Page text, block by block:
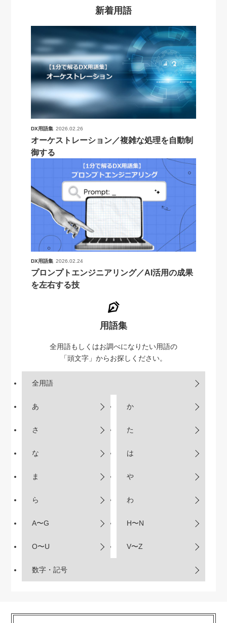
新着用語
DX用語集 2026.02.26
オーケストレーション／複雑な処理を自動制
御する
DX用語集 2026.02.24
プロンプトエンジニアリング／AI活用の成果
を左右する技
用語集
全用語もしくはお調べになりたい用語の
「頭文字」からお探しください。
全用語
あ か
さ た
な は
ま や
ら わ
A〜G H〜N
O〜U V〜Z
数字・記号